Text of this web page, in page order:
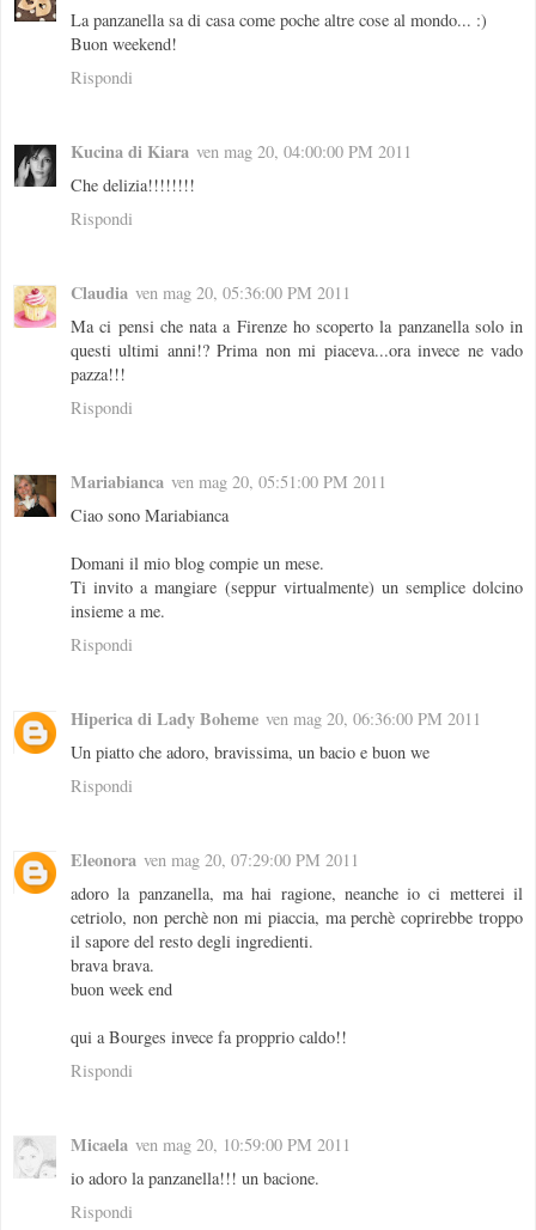
La panzanella sa di casa come poche altre cose al mondo... :)
Buon weekend!
Rispondi
Kucina di Kiara ven mag 20, 04:00:00 PM 2011
Che delizia!!!!!!!!
Rispondi
Claudia ven mag 20, 05:36:00 PM 2011
Ma ci pensi che nata a Firenze ho scoperto la panzanella solo in
questi ultimi anni!? Prima non mi piaceva...ora invece ne vado
pazza!!!
Rispondi
Mariabianca ven mag 20, 05:51:00 PM 2011
Ciao sono Mariabianca
Domani il mio blog compie un mese.
Ti invito a mangiare (seppur virtualmente) un semplice dolcino
insieme a me.
Rispondi
Hiperica di Lady Boheme ven mag 20, 06:36:00 PM 2011
Un piatto che adoro, bravissima, un bacio e buon we
Rispondi
Eleonora ven mag 20, 07:29:00 PM 2011
adoro la panzanella, ma hai ragione, neanche io ci metterei il
cetriolo, non perchè non mi piaccia, ma perchè coprirebbe troppo
il sapore del resto degli ingredienti.
brava brava.
buon week end
qui a Bourges invece fa propprio caldo!!
Rispondi
Micaela ven mag 20, 10:59:00 PM 2011
io adoro la panzanella!!! un bacione.
Rispondi